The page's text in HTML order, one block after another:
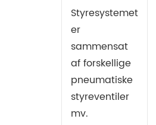
Styresystemet
er
sammensat
af forskellige
pneumatiske
styreventiler
mv.